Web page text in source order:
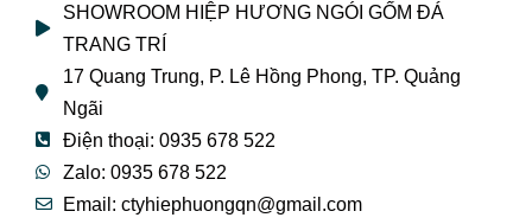
SHOWROOM HIỆP HƯƠNG NGÓI GỐM ĐÁ
TRANG TRÍ
17 Quang Trung, P. Lê Hồng Phong, TP. Quảng
Ngãi
Điện thoại: 0935 678 522
Zalo: 0935 678 522
Email: ctyhiephuongqn@gmail.com